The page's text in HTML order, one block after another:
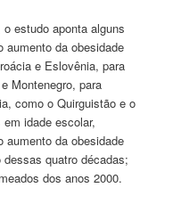
estudo aponta alguns
aumento da obesidade
e Eslovênia, para
Montenegro, para
como o Quirguistão e o
idade escolar,
aumento da obesidade
quatro décadas;
dos anos 2000.